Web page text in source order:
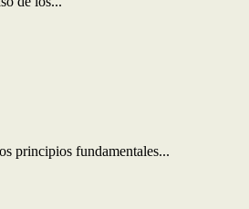
principios fundamentales...